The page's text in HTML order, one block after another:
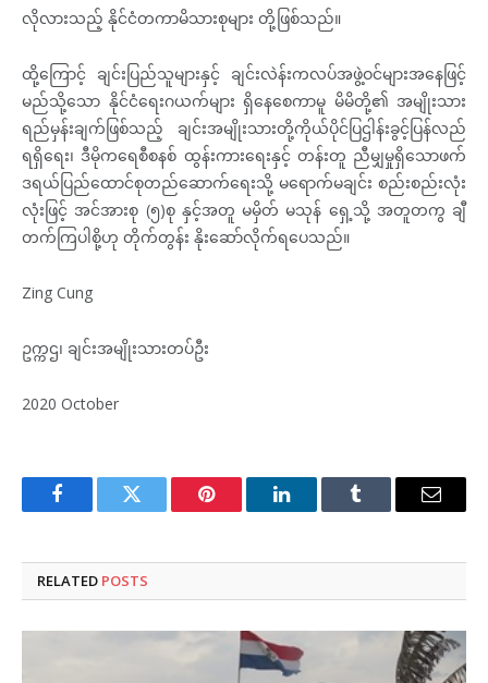
လိုလားသည့် နိုင်ငံတကာမိသားစုများ တို့ဖြစ်သည်။
ထို့ကြောင့် ချင်းပြည်သူများနှင့် ချင်းလဲန်းကလပ်အဖွဲ့ဝင်များအနေဖြင့်
မည်သို့သော နိုင်ငံရေးဂယက်များ ရှိနေစေကာမူ မိမိတို့၏ အမျိုးသား
ရည်မှန်းချက်ဖြစ်သည့် ချင်းအမျိုးသားတို့ကိုယ်ပိုင်ပြဌါန်းခွင့်ပြန်လည်
ရရှိရေး၊ ဒီမိုကရေစီစနစ် ထွန်းကားရေးနှင့် တန်းတူ ညီမျှမှုရှိသောဖက်
ဒရယ်ပြည်ထောင်စုတည်ဆောက်ရေးသို့ မရောက်မချင်း စည်းစည်းလုံး
လုံးဖြင့် အင်အားစု (၅)စု နှင့်အတူ မမှိတ် မသုန် ရှေ့သို့ အတူတကွ ချီ
တက်ကြပါစို့ဟု တိုက်တွန်း နိုးဆော်လိုက်ရပေသည်။
Zing Cung
ဥက္ကဌ၊ ချင်းအမျိုးသားတပ်ဦး
2020 October
FacebookTwitter Pinterest LinkedInTumblr Email
RELATED POSTS